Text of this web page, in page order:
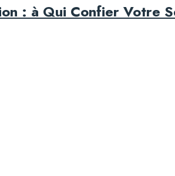
: à Qui Confier Votre